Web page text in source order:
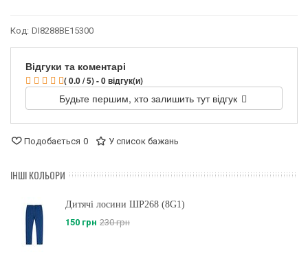
Код: DI8288BE15300
Відгуки та коментарі
( 0.0 / 5) - 0 відгук(и)
Будьте першим, хто залишить тут відгук
Подобається 0 У список бажань
ІНШІ КОЛЬОРИ
Дитячі лосини ШР268 (8G1)
150 грн 230 грн